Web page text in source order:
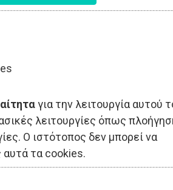
για την λειτουργία αυτού
λειτουργίες όπως
Ο ιστότοπος δεν μπορεί να
αυτά τα cookies.